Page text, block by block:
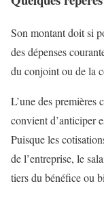
Son montant doit si
des dépenses
du conjoint ou de la
L’une des premières
convient d’anticiper
Puisque les
de l’entreprise, le
tiers du bénéfice ou